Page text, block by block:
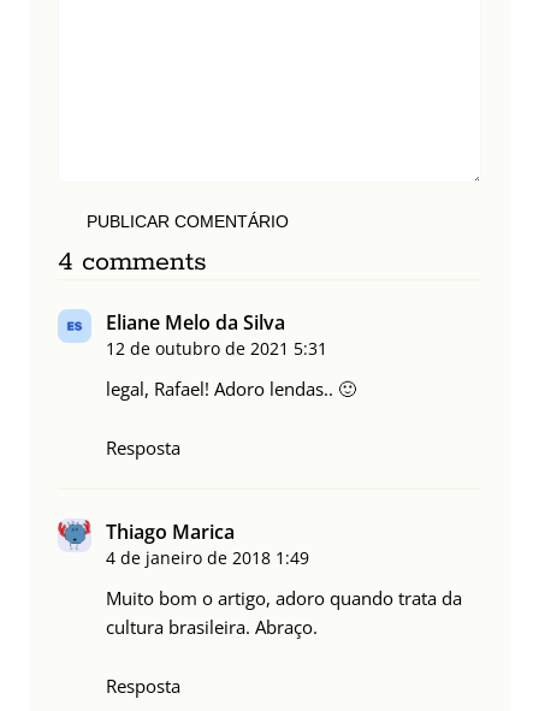
PUBLICAR COMENTÁRIO
4 comments
Eliane Melo da Silva
12 de outubro de 2021 5:31
legal, Rafael! Adoro lendas.. 🙂
Resposta
Thiago Marica
4 de janeiro de 2018 1:49
Muito bom o artigo, adoro quando trata da
cultura brasileira. Abraço.
Resposta